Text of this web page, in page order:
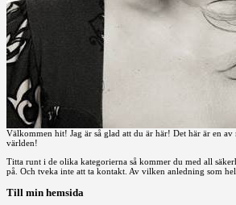
Välkommen hit! Jag är så glad att du är här! Det här är en
världen!
Titta runt i de olika kategorierna så kommer du med all
på. Och tveka inte att ta kontakt. Av vilken anledning som
Till min hemsida